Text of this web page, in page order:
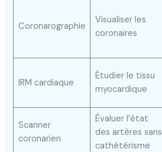
Coronarographie
Visualiser les
coronaires
IRM cardiaque
Étudier le tissu
myocardique
Scanner
coronarien
Évaluer l’état
des artères sans
cathétérisme